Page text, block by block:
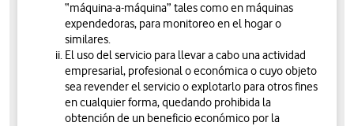
“máquina-a-máquina” tales como en máquinas
expendedoras, para monitoreo en el hogar o
similares.
El uso del servicio para llevar a cabo una actividad
empresarial, profesional o económica o cuyo objeto
sea revender el servicio o explotarlo para otros fines
en cualquier forma, quedando prohibida la
obtención de un beneficio económico por la